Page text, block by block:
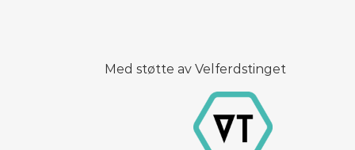
Med støtte av Velferdstinget